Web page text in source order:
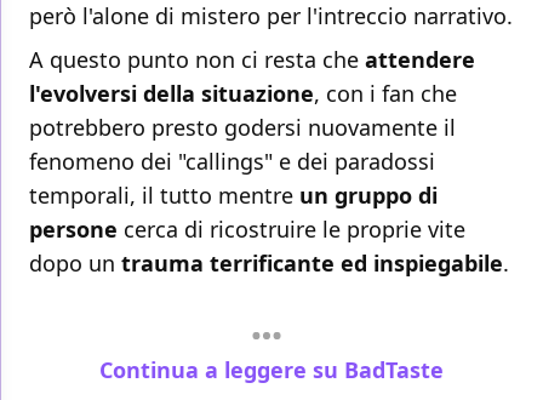
però l'alone di mistero per l'intreccio narrativo.
A questo punto non ci resta che attendere
l'evolversi della situazione, con i fan che
potrebbero presto godersi nuovamente il
fenomeno dei "callings" e dei paradossi
temporali, il tutto mentre un gruppo di
persone cerca di ricostruire le proprie vite
dopo un trauma terrificante ed inspiegabile.
Continua a leggere su BadTaste